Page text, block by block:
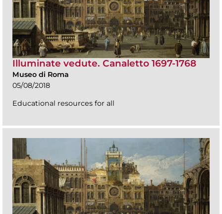
Illuminate vedute. Canaletto 1697-1768
Museo di Roma
05/08/2018
Educational resources for all